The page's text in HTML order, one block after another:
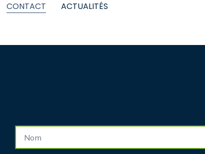
CONTACT ACTUALITÉS